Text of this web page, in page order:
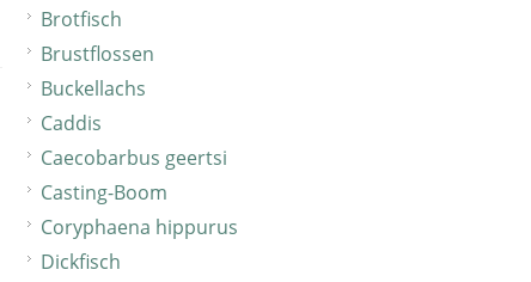
Brotfisch
Brustflossen
Buckellachs
Caddis
Caecobarbus geertsi
Casting-Boom
Coryphaena hippurus
Dickfisch